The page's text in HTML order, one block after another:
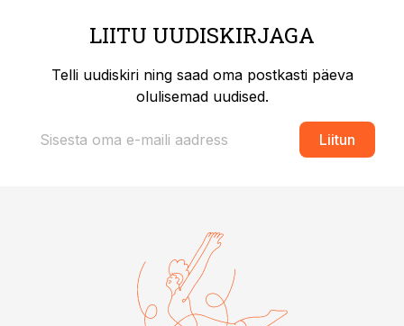
LIITU UUDISKIRJAGA
Telli uudiskiri ning saad oma postkasti päeva
olulisemad uudised.
Liitun